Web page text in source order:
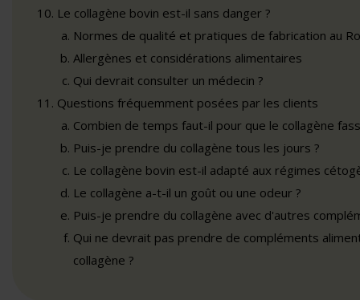
Le collagène bovin est-il sans danger ?
Normes de qualité et pratiques de fabrication au
Allergènes et considérations alimentaires
Qui devrait consulter un médecin ?
Questions fréquemment posées par les clients
Combien de temps faut-il pour que le collagène
Puis-je prendre du collagène tous les jours ?
Le collagène bovin est-il adapté aux régimes
Le collagène a-t-il un goût ou une odeur ?
Puis-je prendre du collagène avec d'autres
Qui ne devrait pas prendre de compléments
collagène ?